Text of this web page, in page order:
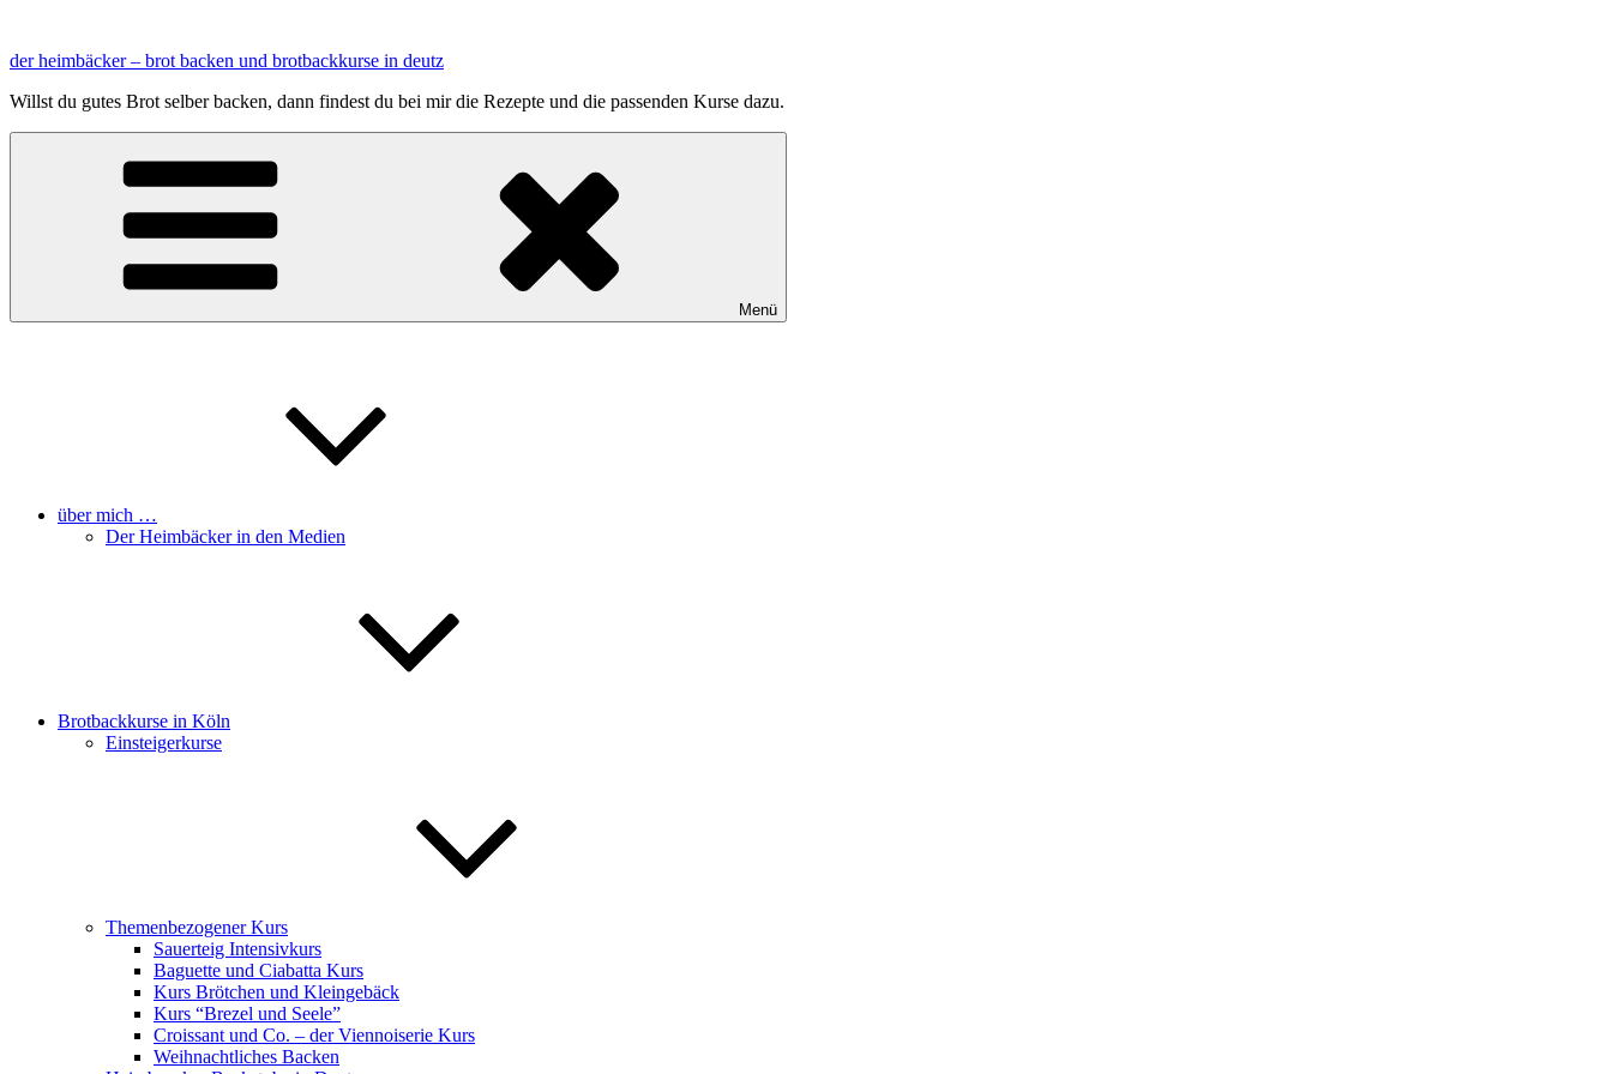
springen
der heimbäcker – brot backen und brotbackkurse in deutz
Willst du gutes Brot selber backen, dann findest du bei mir die Rezepte und die passenden Kurse dazu.
Menü
über mich …
Der Heimbäcker in den Medien
Brotbackkurse in Köln
Einsteigerkurse
Themenbezogener Kurs
Sauerteig Intensivkurs
Baguette und Ciabatta Kurs
Kurs Brötchen und Kleingebäck
Kurs “Brezel und Seele”
Croissant und Co. – der Viennoiserie Kurs
Weihnachtliches Backen